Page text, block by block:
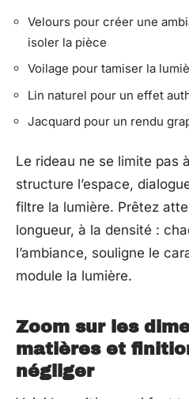
Velours pour créer une
isoler la pièce
Voilage pour tamiser la
Lin naturel pour un effet
Jacquard pour un rendu
Le rideau ne se limite pas
structure l’espace,
filtre la lumière. Prêtez
longueur, à la densité :
l’ambiance, souligne le
module la lumière.
Zoom sur les
matières et
négliger